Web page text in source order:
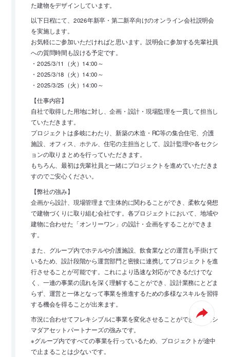
た建物をデザインしています。
以下日程にて、2026年新卒・第二新卒向けのオンライン会社説明会
を実施します。
お気軽にご参加いただければと思います。説明会に参加する先輩社員
への質問時間も設ける予定です。
・2025/3/11（火）14:00～
・2025/3/18（火）14:00～
・2025/3/25（火）14:00～
【仕事内容】
自社で取得した用地に対し、企画・設計・現場監理を一貫して担当し
ていただきます。
プロジェクトは多岐にわたり、新築の木造・RC等の集合住宅、介護
施設、オフィス、ホテル、住宅の主担当として、設計監理や各セクシ
ョンの取りまとめを行っていただきます。
もちろん、最初は先輩社員と一緒にプロジェクトを進めていただきま
すのでご安心ください。
【弊社の強み】
企画から設計、現場管理まで主体的に関わることができ、柔軟な発想
で建物づくりに取り組む会社です。各プロジェクトにおいて、地域や
建物に合わせた「オンリーワン」の設計・企画をすることができま
す。
また、グループ内でホテルや介護施設、飲食業などの運営も手掛けて
いるため、設計段階から運営部門と密接に連携してプロジェクトを進
行させることが可能です。これにより迅速な対応ができるだけでな
く、一連の事業の流れを深く理解することができ、設計業務にとどま
らず、運営と一体となって事業を推進するための多様なスキルを習得
する機会を得ることが出来ます。
市況に合わせてフレキシブルに事業を変化させることができるのもシ
マダアセットパートナーズの強みです。
※グループ内ですべての事業を行っているため、プロジェクトが途中
で止まることは少ないです。